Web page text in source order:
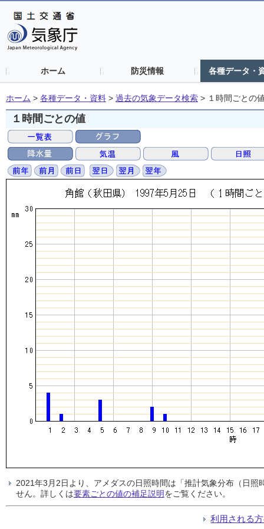
ホーム 防災情報 各種データ・
ホーム > 各種データ・資料 > 過去の気象データ検索 > １時間ごとの
１時間ごとの値
2021年3月2日より、アメダスの日照時間は「推計気象分布（日
せん。詳しくは要素ごとの値の補足説明をご覧ください。
利用される